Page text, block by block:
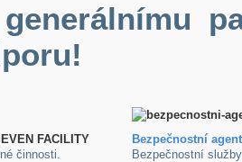
FACILITY
činnosti.
Bezpečnostní
Bezpečnostní